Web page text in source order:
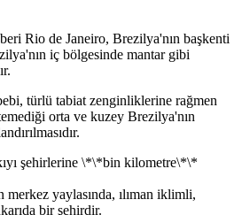
Rio de Janeiro, Brezilya'nın başkenti
iç bölgesinde mantar gibi
türlü tabiat zenginliklerine rağmen
orta ve kuzey Brezilya'nın
şehirlerine \*\*bin kilometre\*\*
yaylasında, ılıman iklimli,
bir şehirdir.